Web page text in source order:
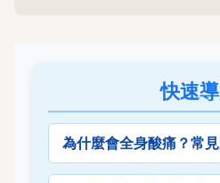
快速
為什麼會全身酸痛？常